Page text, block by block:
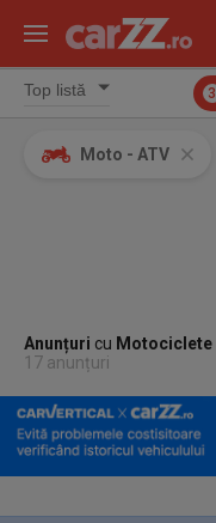
3
Moto - ATV
Anunțuri cu Motociclete
17 anunțuri